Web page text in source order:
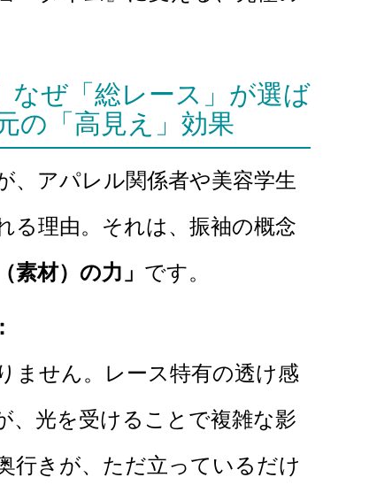
なぜ「総レース」が選ば
の「高見え」効果
、アパレル関係者や美容学生
る理由。それは、振袖の概念
素材）の力」 です。
ません。レース特有の透け感
、光を受けることで複雑な影
行きが、ただ立っているだけ